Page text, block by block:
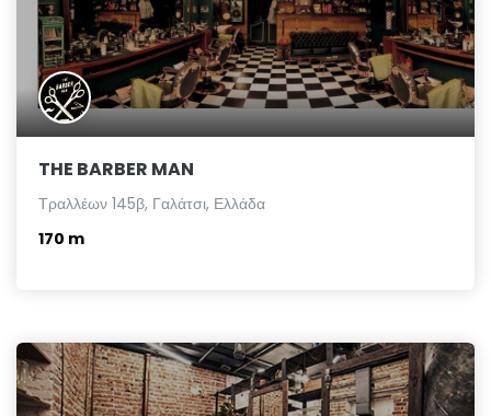
THE BARBER MAN
Τραλλέων 145β, Γαλάτσι, Ελλάδα
170 m